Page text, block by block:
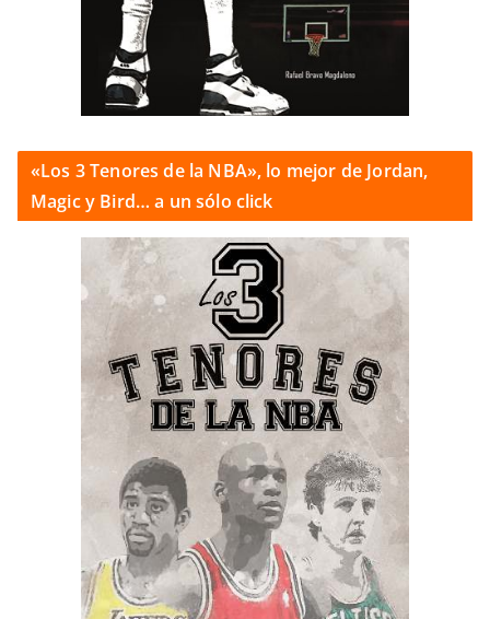
«Los 3 Tenores de la NBA», lo mejor de Jordan,
Magic y Bird… a un sólo click